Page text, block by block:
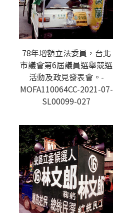
78年增額立法委員，台北
市議會第6屆議員選舉競選
活動及政見發表會。-
MOFA110064CC-2021-07-
SL00099-027